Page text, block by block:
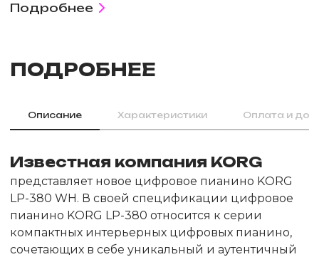
Подробнее
ПОДРОБНЕЕ
Описание Характеристики Оплата и
Известная компания KORG
представляет новое цифровое пианино KORG
LP-380 WH. В своей спецификации цифровое
пианино KORG LP-380 относится к серии
компактных интерьерных цифровых пианино,
сочетающих в себе уникальный и аутентичный